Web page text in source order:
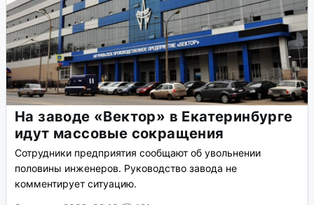
На заводе «Вектор» в Екатеринбурге
идут массовые сокращения
Сотрудники предприятия сообщают об увольнении
половины инженеров. Руководство завода не
комментирует ситуацию.